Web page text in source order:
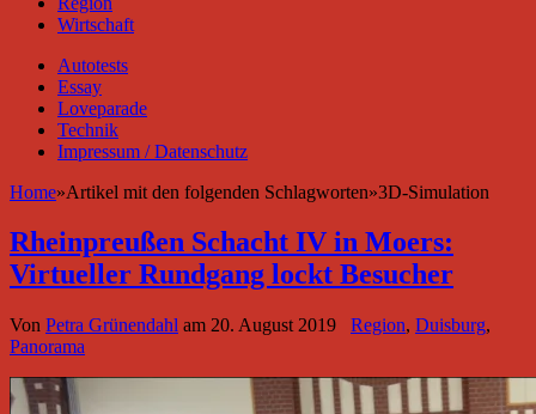
Wirtschaft
Autotests
Essay
Loveparade
Technik
Impressum / Datenschutz
Home»Artikel mit den folgenden Schlagworten»3D-Simulation
Rheinpreußen Schacht IV in Moers:
Virtueller Rundgang lockt Besucher
Von Petra Grünendahl am 20. August 2019 Region, Duisburg,
Panorama